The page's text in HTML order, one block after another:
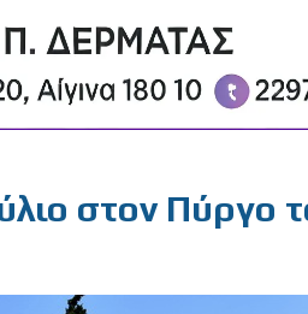
στον Πύργο